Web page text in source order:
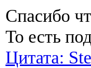
Спасибо
То есть
Цитата: